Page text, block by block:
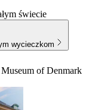
świecie
wycieczkom
of Denmark